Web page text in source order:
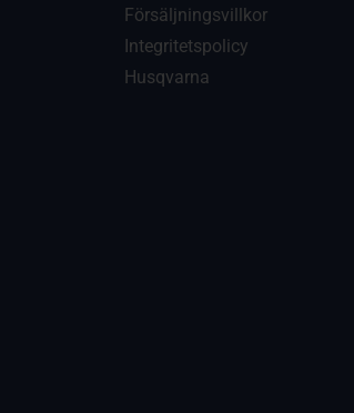
Försäljningsvillkor
Integritetspolicy
Husqvarna